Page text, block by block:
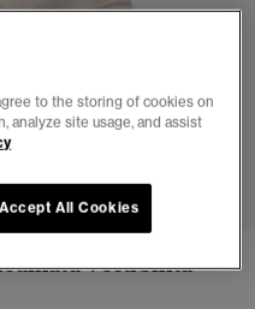
Vestibilità
to the storing of cookies on
analyze site usage, and assist
Accept All Cookies